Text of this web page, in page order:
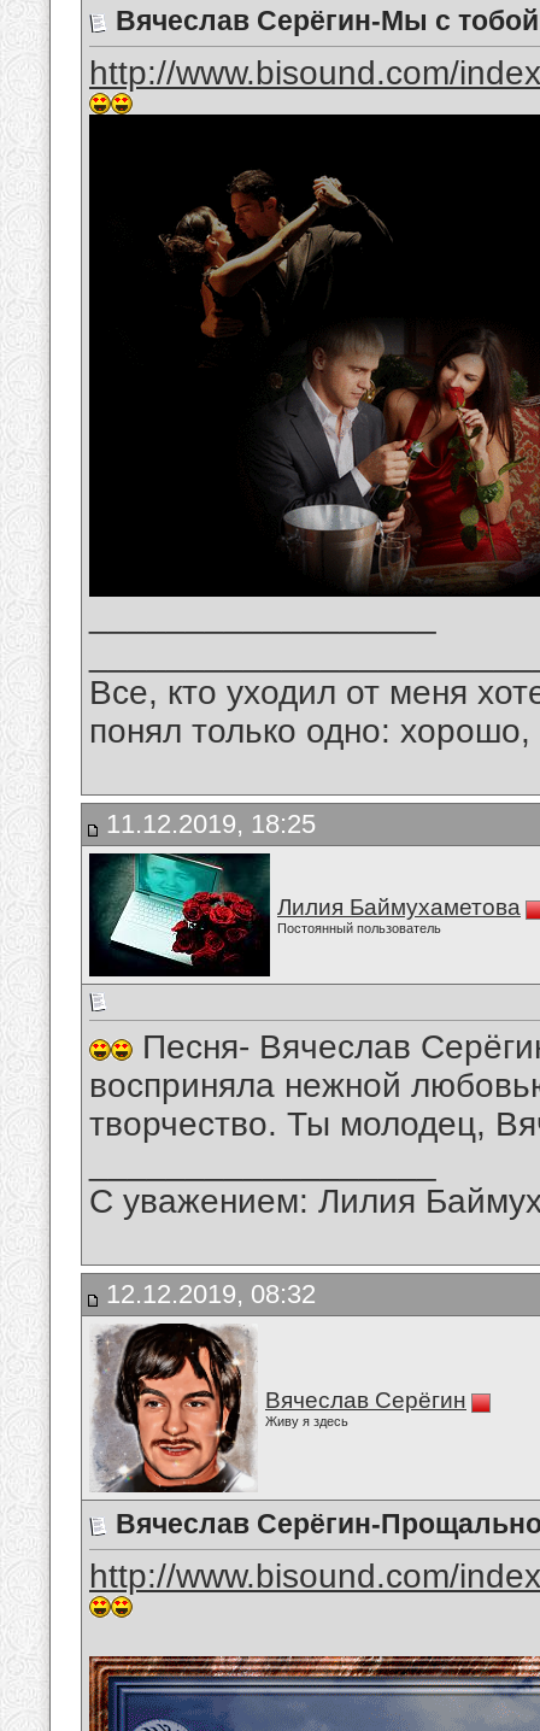
Вячеслав Серёгин-Мы с
http://www.bisound.com/
Все, кто уходил от меня
понял только одно:
11.12.2019, 18:25
Лилия Баймухаметова
Постоянный пользователь
Песня- Вячеслав
восприняла нежной
творчество. Ты молодец,
С уважением: Лилия
12.12.2019, 08:32
Вячеслав Серёгин
Живу я здесь
Вячеслав Серёгин-
http://www.bisound.com/